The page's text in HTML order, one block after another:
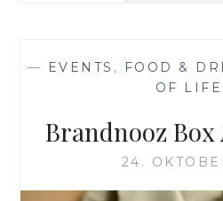
— EVENTS , FOOD &
OF LIFE
Brandnooz Box
24.